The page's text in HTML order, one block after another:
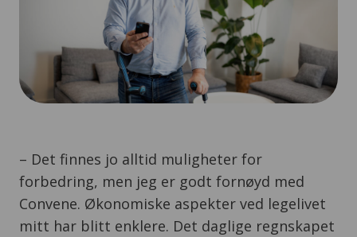
– Det finnes jo alltid muligheter for
forbedring, men jeg er godt fornøyd med
Convene. Økonomiske aspekter ved legelivet
mitt har blitt enklere. Det daglige regnskapet